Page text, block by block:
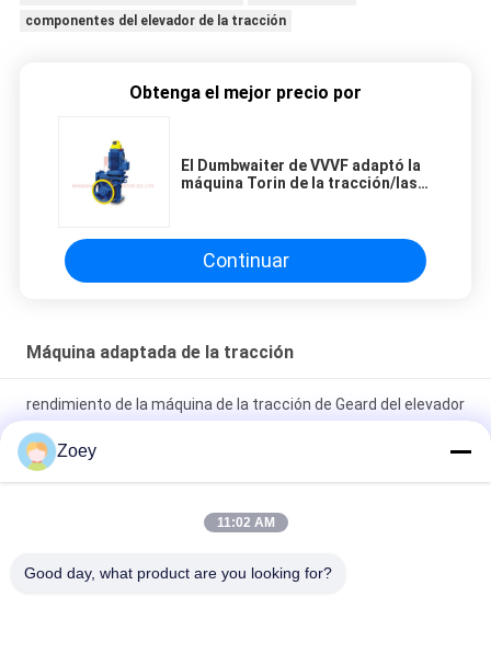
componentes del elevador de la tracción
Obtenga el mejor precio por
El Dumbwaiter de VVVF adaptó la
máquina Torin de la tracción/las
Continuar
Máquina adaptada de la tracción
rendimiento de la máquina de la tracción de Geard del elevador
del pasajero 400kg alto
El Dumbwaiter de VVVF adaptó la máquina Torin de la
de 1,0 m/S VVVF con repuestos para elevadores
Zoey
11:02 AM
Good day, what product are you looking for?